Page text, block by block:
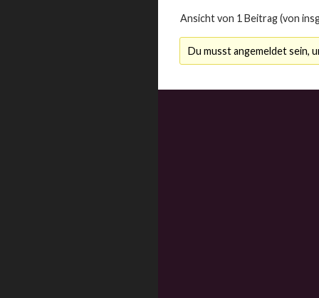
Ansicht von 1 Beitrag (von
Du musst angemeldet sein,